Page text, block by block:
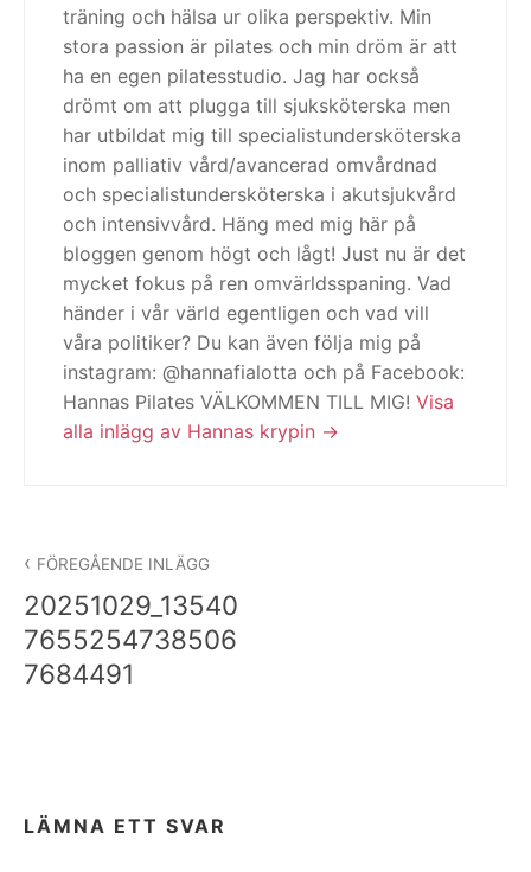
träning och hälsa ur olika perspektiv. Min
stora passion är pilates och min dröm är att
ha en egen pilatesstudio. Jag har också
drömt om att plugga till sjuksköterska men
har utbildat mig till specialistundersköterska
inom palliativ vård/avancerad omvårdnad
och specialistundersköterska i akutsjukvård
och intensivvård. Häng med mig här på
bloggen genom högt och lågt! Just nu är det
mycket fokus på ren omvärldsspaning. Vad
händer i vår värld egentligen och vad vill
våra politiker? Du kan även följa mig på
instagram: @hannafialotta och på Facebook:
Hannas Pilates VÄLKOMMEN TILL MIG! Visa
alla inlägg av Hannas krypin
FÖREGÅENDE INLÄGG
20251029_13540
7655254738506
7684491
LÄMNA ETT SVAR